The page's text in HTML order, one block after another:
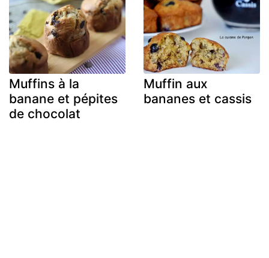
Muffins à la
banane et pépites
de chocolat
Muffin aux
bananes et cassis